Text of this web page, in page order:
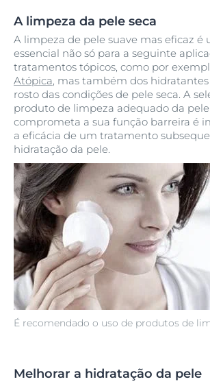
A limpeza da pele seca
É recomendado o uso de produtos de
A limpeza de pele suave mas eficaz
essencial não só para a seguinte
tratamentos tópicos, como por
Atópica, mas também dos
rosto das condições de pele seca. A
produto de limpeza adequado da
comprometa a sua função barreira é
a eficácia de um tratamento
hidratação da pele.
Melhorar a hidratação da pele